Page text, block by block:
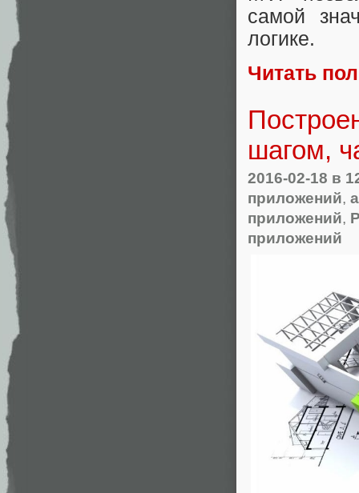
самой
логике.
Читать
шагом,
2016-02-18 в
приложений,
приложений,
приложений